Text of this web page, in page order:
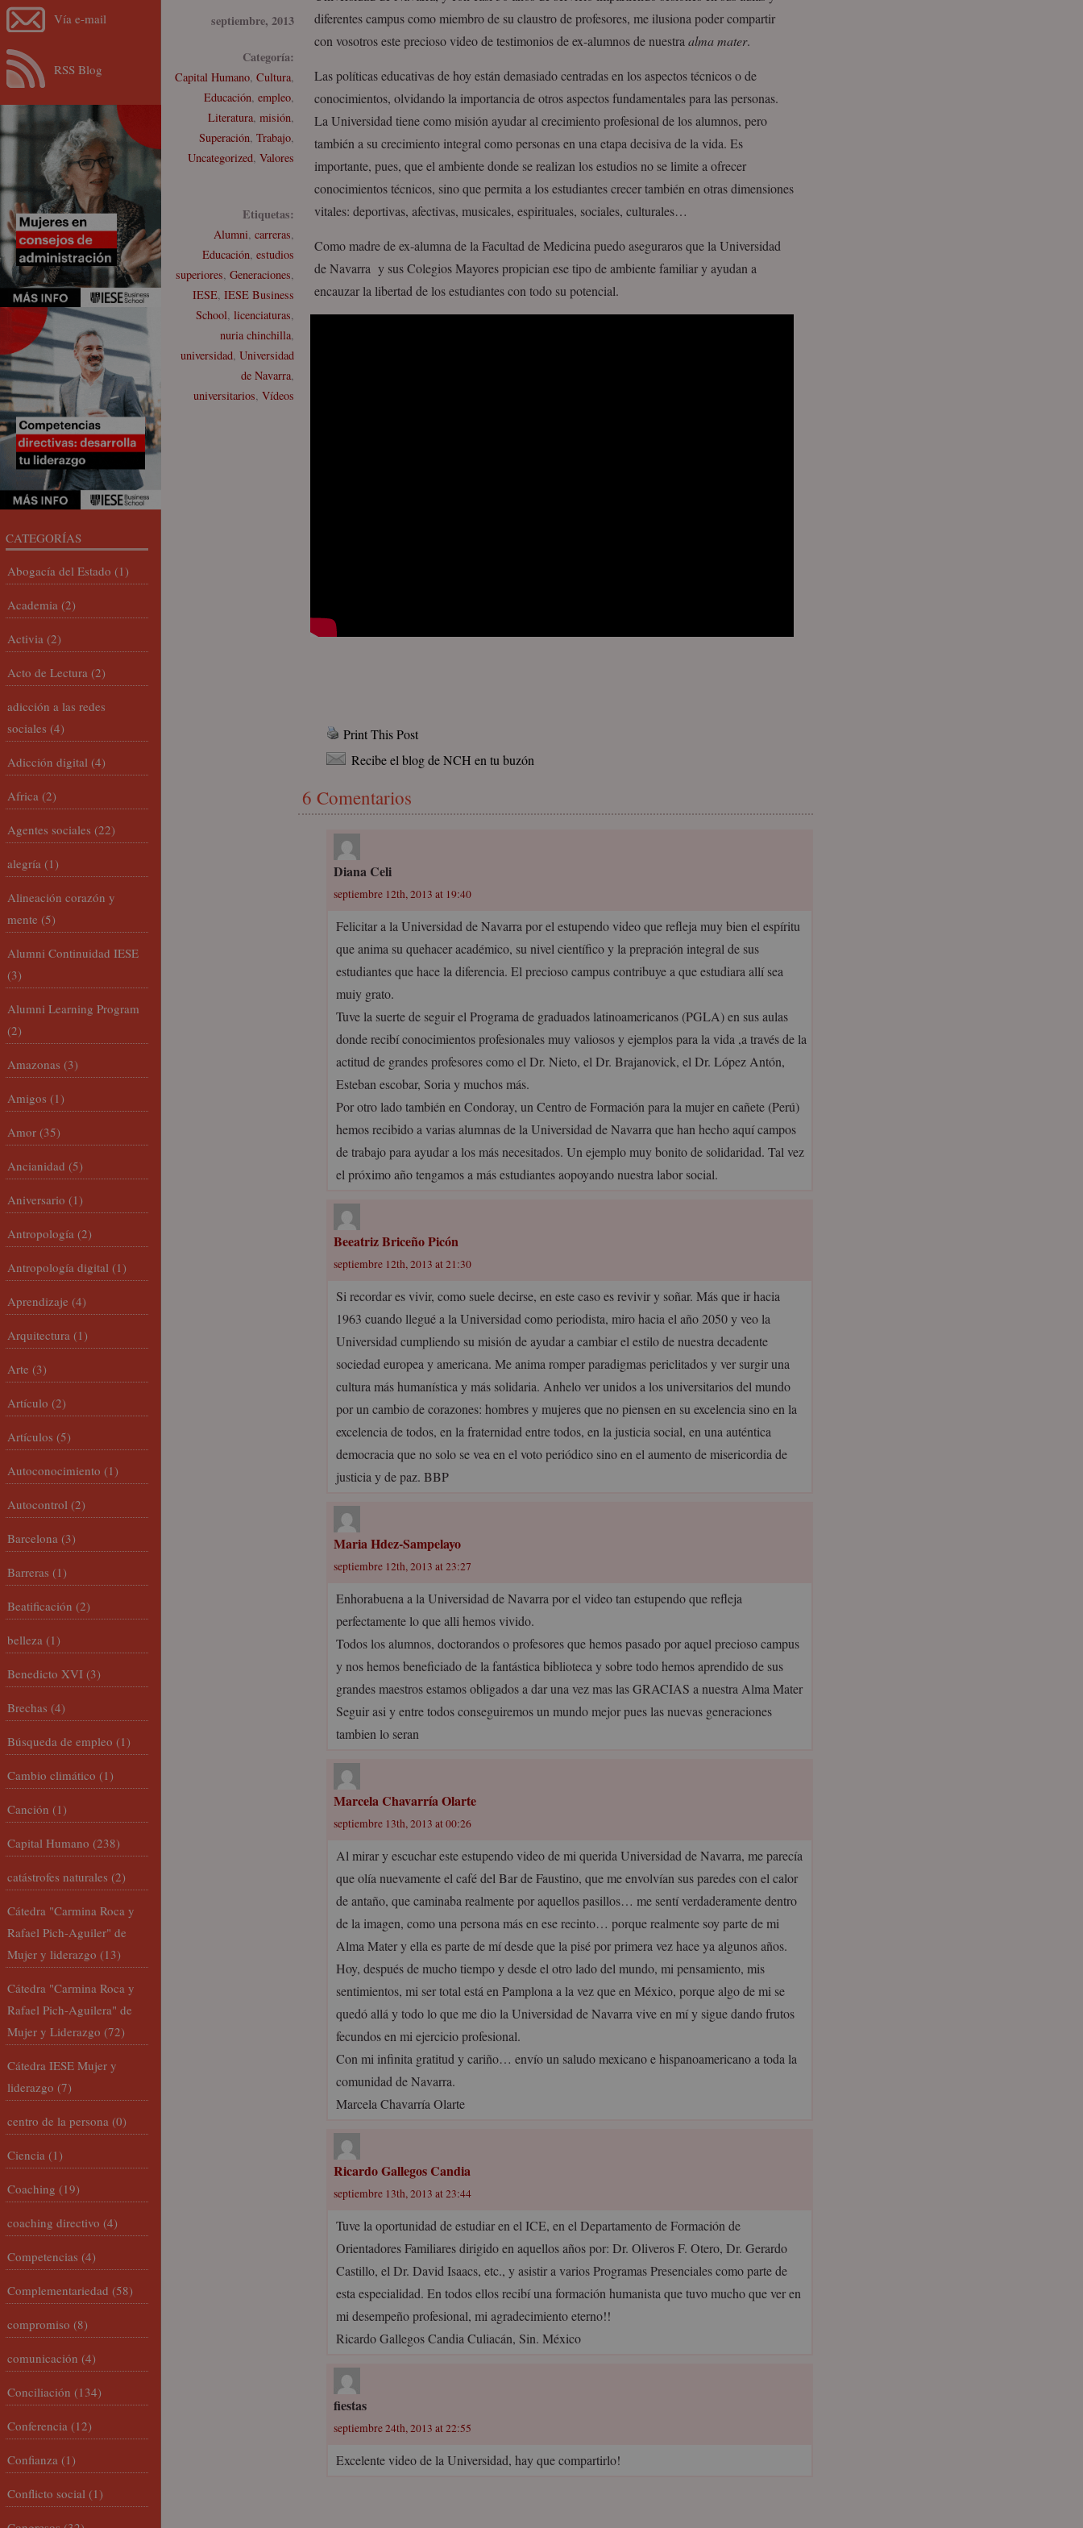
septiembre, 2013
Categoría:
Capital Humano, Cultura,
Educación, empleo,
Literatura, misión,
Superación, Trabajo,
Uncategorized, Valores
Etiquetas:
Alumni, carreras,
Educación, estudios
superiores, Generaciones,
IESE, IESE Business
School, licenciaturas,
nuria chinchilla,
universidad, Universidad
de Navarra,
universitarios, Vídeos
diferentes campus como miembro de su claustro de profesores, me ilusiona poder compartir
con vosotros este precioso video de testimonios de ex-alumnos de nuestra alma mater.
Las políticas educativas de hoy están demasiado centradas en los aspectos técnicos o de
conocimientos, olvidando la importancia de otros aspectos fundamentales para las personas.
La Universidad tiene como misión ayudar al crecimiento profesional de los alumnos, pero
también a su crecimiento integral como personas en una etapa decisiva de la vida. Es
importante, pues, que el ambiente donde se realizan los estudios no se limite a ofrecer
conocimientos técnicos, sino que permita a los estudiantes crecer también en otras dimensiones
vitales: deportivas, afectivas, musicales, espirituales, sociales, culturales…
Como madre de ex­-alumna de la Facultad de Medicina puedo aseguraros que la Universidad
de Navarra y sus Colegios Mayores propician ese tipo de ambiente familiar y ayudan a
encauzar la libertad de los estudiantes con todo su potencial.
Print This Post
Recibe el blog de NCH en tu buzón
6 Comentarios
Diana Celi
septiembre 12th, 2013 at 19:40
Felicitar a la Universidad de Navarra por el estupendo video que refleja muy bien el espíritu
que anima su quehacer académico, su nivel científico y la prepración integral de sus
estudiantes que hace la diferencia. El precioso campus contribuye a que estudiara allí sea
muiy grato.
Tuve la suerte de seguir el Programa de graduados latinoamericanos (PGLA) en sus aulas
donde recibí conocimientos profesionales muy valiosos y ejemplos para la vida ,a través de la
actitud de grandes profesores como el Dr. Nieto, el Dr. Brajanovick, el Dr. López Antón,
Esteban escobar, Soria y muchos más.
Por otro lado también en Condoray, un Centro de Formación para la mujer en cañete (Perú)
hemos recibido a varias alumnas de la Universidad de Navarra que han hecho aquí campos
de trabajo para ayudar a los más necesitados. Un ejemplo muy bonito de solidaridad. Tal vez
el próximo año tengamos a más estudiantes aopoyando nuestra labor social.
Beeatriz Briceño Picón
septiembre 12th, 2013 at 21:30
Si recordar es vivir, como suele decirse, en este caso es revivir y soñar. Más que ir hacia
1963 cuando llegué a la Universidad como periodista, miro hacia el año 2050 y veo la
Universidad cumpliendo su misión de ayudar a cambiar el estilo de nuestra decadente
sociedad europea y americana. Me anima romper paradigmas periclitados y ver surgir una
cultura más humanística y más solidaria. Anhelo ver unidos a los universitarios del mundo
por un cambio de corazones: hombres y mujeres que no piensen en su excelencia sino en la
excelencia de todos, en la fraternidad entre todos, en la justicia social, en una auténtica
democracia que no solo se vea en el voto periódico sino en el aumento de misericordia de
justicia y de paz. BBP
Maria Hdez-Sampelayo
septiembre 12th, 2013 at 23:27
Enhorabuena a la Universidad de Navarra por el video tan estupendo que refleja
perfectamente lo que alli hemos vivido.
Todos los alumnos, doctorandos o profesores que hemos pasado por aquel precioso campus
y nos hemos beneficiado de la fantástica biblioteca y sobre todo hemos aprendido de sus
grandes maestros estamos obligados a dar una vez mas las GRACIAS a nuestra Alma Mater
Seguir asi y entre todos conseguiremos un mundo mejor pues las nuevas generaciones
tambien lo seran
Marcela Chavarría Olarte
septiembre 13th, 2013 at 00:26
Al mirar y escuchar este estupendo video de mi querida Universidad de Navarra, me parecía
que olía nuevamente el café del Bar de Faustino, que me envolvían sus paredes con el calor
de antaño, que caminaba realmente por aquellos pasillos… me sentí verdaderamente dentro
de la imagen, como una persona más en ese recinto… porque realmente soy parte de mi
Alma Mater y ella es parte de mí desde que la pisé por primera vez hace ya algunos años.
Hoy, después de mucho tiempo y desde el otro lado del mundo, mi pensamiento, mis
sentimientos, mi ser total está en Pamplona a la vez que en México, porque algo de mi se
quedó allá y todo lo que me dio la Universidad de Navarra vive en mí y sigue dando frutos
fecundos en mi ejercicio profesional.
Con mi infinita gratitud y cariño… envío un saludo mexicano e hispanoamericano a toda la
comunidad de Navarra.
Marcela Chavarría Olarte
Ricardo Gallegos Candia
septiembre 13th, 2013 at 23:44
Tuve la oportunidad de estudiar en el ICE, en el Departamento de Formación de
Orientadores Familiares dirigido en aquellos años por: Dr. Oliveros F. Otero, Dr. Gerardo
Castillo, el Dr. David Isaacs, etc., y asistir a varios Programas Presenciales como parte de
esta especialidad. En todos ellos recibí una formación humanista que tuvo mucho que ver en
mi desempeño profesional, mi agradecimiento eterno!!
Ricardo Gallegos Candia Culiacán, Sin. México
fiestas
septiembre 24th, 2013 at 22:55
Excelente video de la Universidad, hay que compartirlo!
Vía e-mail
RSS Blog
CATEGORÍAS
Abogacía del Estado (1)
Academia (2)
Activia (2)
Acto de Lectura (2)
adicción a las redes
sociales (4)
Adicción digital (4)
Africa (2)
Agentes sociales (22)
alegría (1)
Alineación corazón y
mente (5)
Alumni Continuidad IESE
(3)
Alumni Learning Program
(2)
Amazonas (3)
Amigos (1)
Amor (35)
Ancianidad (5)
Aniversario (1)
Antropología (2)
Antropología digital (1)
Aprendizaje (4)
Arquitectura (1)
Arte (3)
Artículo (2)
Artículos (5)
Autoconocimiento (1)
Autocontrol (2)
Barcelona (3)
Barreras (1)
Beatificación (2)
belleza (1)
Benedicto XVI (3)
Brechas (4)
Búsqueda de empleo (1)
Cambio climático (1)
Canción (1)
Capital Humano (238)
catástrofes naturales (2)
Cátedra "Carmina Roca y
Rafael Pich-Aguiler" de
Mujer y liderazgo (13)
Cátedra "Carmina Roca y
Rafael Pich-Aguilera" de
Mujer y Liderazgo (72)
Cátedra IESE Mujer y
liderazgo (7)
centro de la persona (0)
Ciencia (1)
Coaching (19)
coaching directivo (4)
Competencias (4)
Complementariedad (58)
compromiso (8)
comunicación (4)
Conciliación (134)
Conferencia (12)
Confianza (1)
Conflicto social (1)